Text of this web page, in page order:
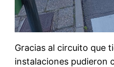
Gracias al circuito que
instalaciones pudieron